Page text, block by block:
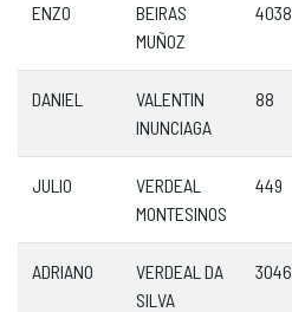
ENZO
BEIRAS
MUÑOZ
4038
DANIEL
VALENTIN
INUNCIAGA
88
JULIO
VERDEAL
MONTESINOS
449
ADRIANO
VERDEAL DA
SILVA
3046